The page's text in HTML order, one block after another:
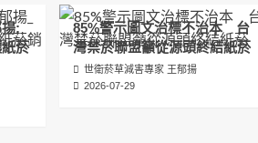
الاجتماعية #Fahad Al-Jalajel #فهد بن
2025-05-17
邊緣化科
:
菸
85%警示圖文治標不治本 台
灣禁菸聯盟籲從源頭終結紙菸
世衛菸草減害專家 王郁揚
2026-07-29